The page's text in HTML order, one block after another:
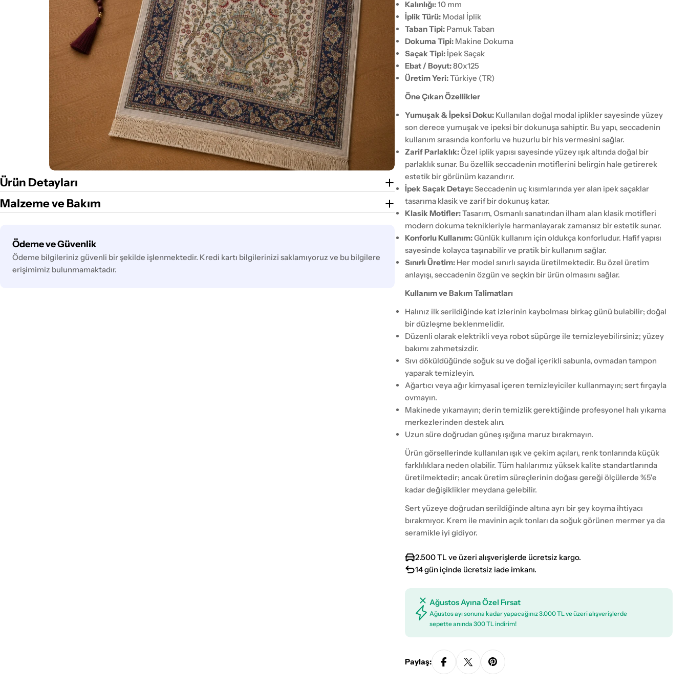
Ürün Detayları
Malzeme ve Bakım
Ödeme ve Güvenlik
Ödeme
yöntemleri
Ödeme bilgileriniz güvenli bir şekilde işlenmektedir. Kredi kartı bilgilerinizi saklamıyoruz ve bu bilgilere
erişimimiz bulunmamaktadır.
Kalınlığı:10 mm
İplik Türü: Modal İplik
Taban Tipi: Pamuk Taban
Dokuma Tipi: Makine Dokuma
Saçak Tipi: İpek Saçak
Ebat / Boyut:80x125
Üretim Yeri:Türkiye (TR)
Öne Çıkan Özellikler
Yumuşak & İpeksi Doku: Kullanılan doğal modal iplikler sayesinde yüzey
son derece yumuşak ve ipeksi bir dokunuşa sahiptir. Bu yapı, seccadenin
kullanım sırasında konforlu ve huzurlu bir his vermesini sağlar.
Zarif Parlaklık:Özel iplik yapısı sayesinde yüzey ışık altında doğal bir
parlaklık sunar. Bu özellik seccadenin motiflerini belirgin hale getirerek
estetik bir görünüm kazandırır.
İpek Saçak Detayı:Seccadenin uç kısımlarında yer alan ipek saçaklar
tasarıma klasik ve zarif bir dokunuş katar.
Klasik Motifler:Tasarım, Osmanlı sanatından ilham alan klasik motifleri
modern dokuma teknikleriyle harmanlayarak zamansız bir estetik sunar.
Konforlu Kullanım:Günlük kullanım için oldukça konforludur. Hafif yapısı
sayesinde kolayca taşınabilir ve pratik bir kullanım sağlar.
Sınırlı Üretim: Her model sınırlı sayıda üretilmektedir. Bu özel üretim
anlayışı, seccadenin özgün ve seçkin bir ürün olmasını sağlar.
Kullanım ve Bakım Talimatları
Halınız ilk serildiğinde kat izlerinin kaybolması birkaç günü bulabilir; doğal
bir düzleşme beklenmelidir.
Düzenli olarak elektrikli veya robot süpürge ile temizleyebilirsiniz; yüzey
bakımı zahmetsizdir.
Sıvı döküldüğünde soğuk su ve doğal içerikli sabunla, ovmadan tampon
yaparak temizleyin.
Ağartıcı veya ağır kimyasal içeren temizleyiciler kullanmayın; sert fırçayla
ovmayın.
Makinede yıkamayın; derin temizlik gerektiğinde profesyonel halı yıkama
merkezlerinden destek alın.
Uzun süre doğrudan güneş ışığına maruz bırakmayın.
Ürün görsellerinde kullanılan ışık ve çekim açıları, renk tonlarında küçük
farklılıklara neden olabilir. Tüm halılarımız yüksek kalite standartlarında
üretilmektedir; ancak üretim süreçlerinin doğası gereği ölçülerde %5'e
kadar değişiklikler meydana gelebilir.
Sert yüzeye doğrudan serildiğinde altına ayrı bir şey koyma ihtiyacı
bırakmıyor. Krem ile mavinin açık tonları da soğuk görünen mermer ya da
seramikle iyi gidiyor.
2.500 TL ve üzeri alışverişlerde ücretsiz kargo.
14 gün içinde ücretsiz iade imkanı.
Ağustos Ayına Özel Fırsat
Ağustos ayı sonuna kadar yapacağınız 3.000 TL ve üzeri alışverişlerde
sepette anında 300 TL indirim!
Paylaş: